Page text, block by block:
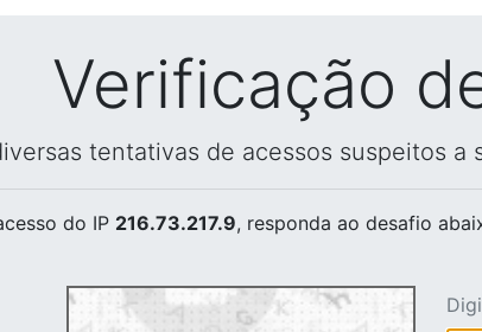
Verificação
tentativas de acessos suspeitos a
do IP 216.73.217.9, responda ao desafio